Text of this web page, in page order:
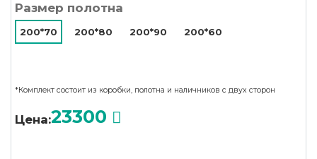
Размер полотна
200*70 200*80 200*90 200*60
*Комплект состоит из коробки, полотна и наличников с двух сторон
Цена:23300